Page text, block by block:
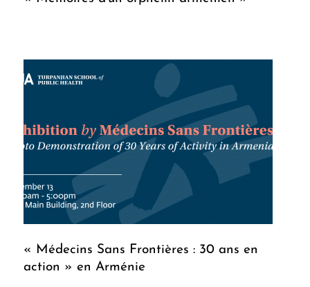
« Médecins Sans Frontières : 30 ans en
action » en Arménie